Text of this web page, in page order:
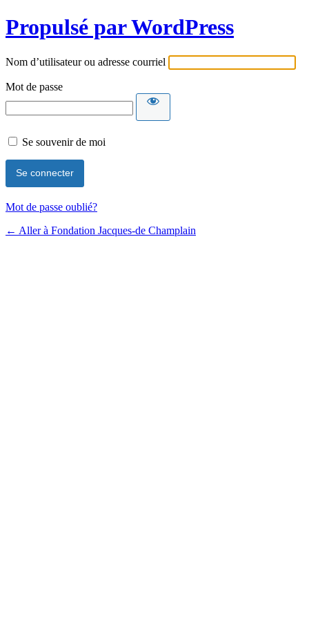
Propulsé par WordPress
Nom d’utilisateur ou adresse courriel
Mot de passe
Se souvenir de moi
Mot de passe oublié?
← Aller à Fondation Jacques-de Champlain